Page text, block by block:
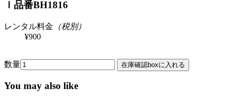
ｌ 品番BH1816
レンタル料金 （税別）
¥900
数量
You may also like